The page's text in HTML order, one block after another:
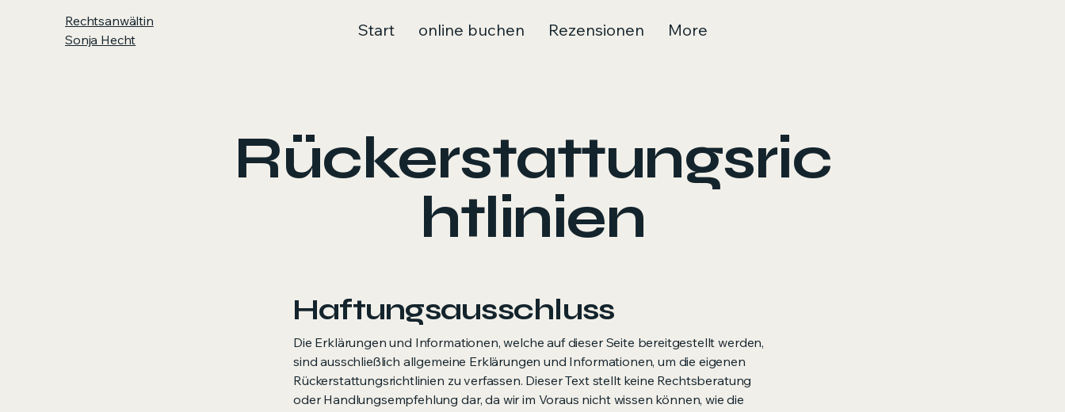
Rechtsanwältin
Sonja Hecht
Start online buchen Rezensionen More
Rückerstattungsric
htlinien
Haftungsausschluss
Die Erklärungen und Informationen, welche auf dieser Seite bereitgestellt werden,
sind ausschließlich allgemeine Erklärungen und Informationen, um die eigenen
Rückerstattungsrichtlinien zu verfassen. Dieser Text stellt keine Rechtsberatung
oder Handlungsempfehlung dar, da wir im Voraus nicht wissen können, wie die